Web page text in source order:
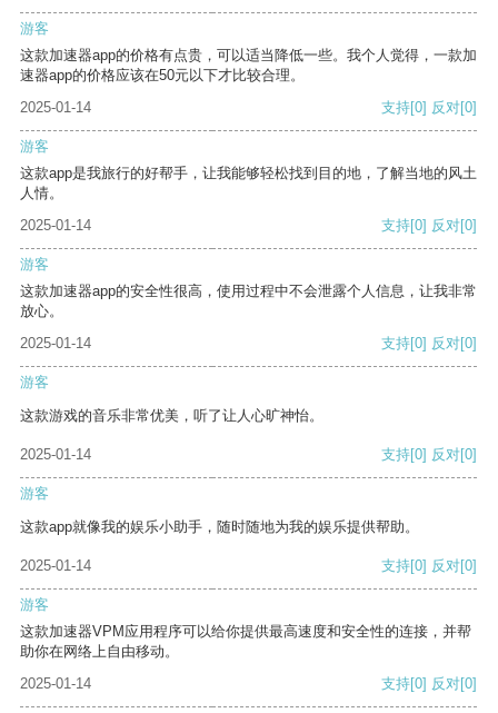
游客
这款加速器app的价格有点贵，可以适当降低一些。我个人觉得，一款加
速器app的价格应该在50元以下才比较合理。
2025-01-14
支持[0] 反对[0]
游客
这款app是我旅行的好帮手，让我能够轻松找到目的地，了解当地的风土
人情。
2025-01-14
支持[0] 反对[0]
游客
这款加速器app的安全性很高，使用过程中不会泄露个人信息，让我非常
放心。
2025-01-14
支持[0] 反对[0]
游客
这款游戏的音乐非常优美，听了让人心旷神怡。
2025-01-14 支持[0] 反对[0]
游客
这款app就像我的娱乐小助手，随时随地为我的娱乐提供帮助。
2025-01-14 支持[0] 反对[0]
游客
这款加速器VPM应用程序可以给你提供最高速度和安全性的连接，并帮
助你在网络上自由移动。
2025-01-14
支持[0] 反对[0]